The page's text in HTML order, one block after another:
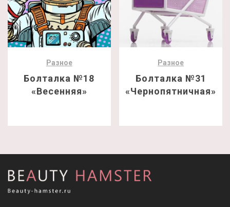
Разное
Болталка №18
«Весенняя»
Разное
Болталка №31
«Чернопятничная»